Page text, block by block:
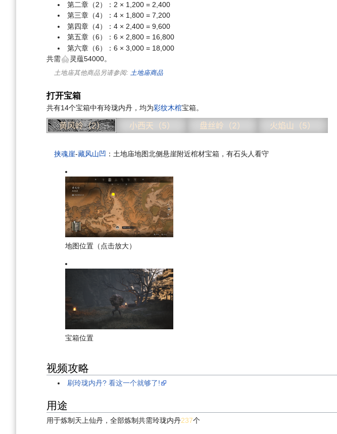
第二章（2）：2 × 1,200 = 2,400
第三章（4）：4 × 1,800 = 7,200
第四章（4）：4 × 2,400 = 9,600
第五章（6）：6 × 2,800 = 16,800
第六章（6）：6 × 3,000 = 18,000
共需
灵蕴54000。
土地庙其他商品另请参阅: 土地庙商品
打开宝箱
共有14个宝箱中有玲珑内丹，均为彩纹木棺宝箱。
黄风岭（2） 小西天（5） 盘丝岭（2） 火焰山（5）
挟魂崖-藏风山凹 ：土地庙地图北侧悬崖附近棺材宝箱，有石头人看守
地图位置（点击放大）
宝箱位置
视频攻略
刷玲珑内丹? 看这一个就够了!
用途
用于炼制天上仙丹，全部炼制共需玲珑内丹237个